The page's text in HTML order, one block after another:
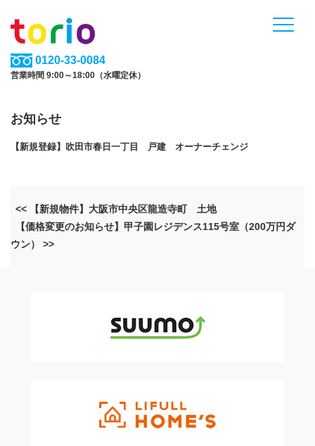
0120-33-0084
営業時間 9:00～18:00（水曜定休）
お知らせ
【新規登録】吹田市春日一丁目 戸建 オーナーチェンジ
<< 【新規物件】大阪市中央区龍造寺町 土地
【価格変更のお知らせ】甲子園レジデンス115号室（200万円ダ
ウン） >>